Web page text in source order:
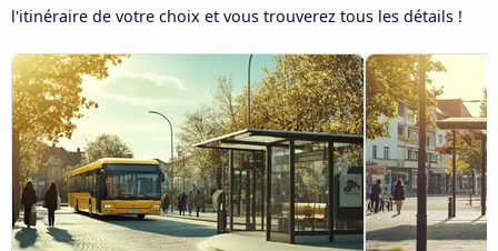
l'itinéraire de votre choix et vous trouverez tous les détails !